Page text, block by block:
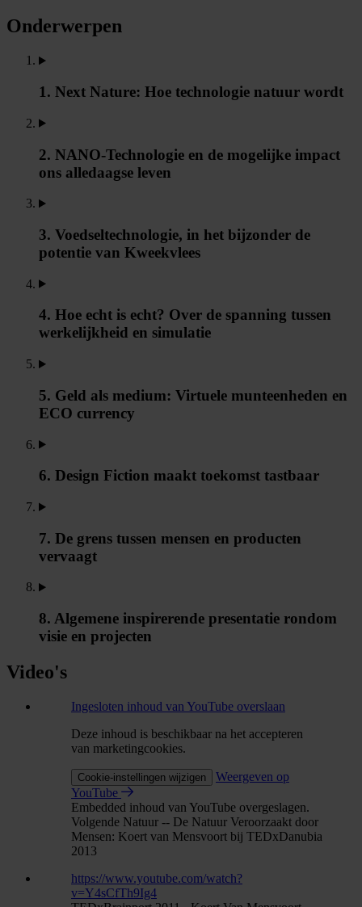
Onderwerpen
1. Next Nature: Hoe technologie natuur wordt
2. NANO-Technologie en de mogelijke impact
ons alledaagse leven
3. Voedseltechnologie, in het bijzonder de
potentie van Kweekvlees
4. Hoe echt is echt? Over de spanning tussen
werkelijkheid en simulatie
5. Geld als medium: Virtuele munteenheden en
ECO currency
6. Design Fiction maakt toekomst tastbaar
7. De grens tussen mensen en producten
vervaagt
8. Algemene inspirerende presentatie rondom
visie en projecten
Video's
Ingesloten inhoud van YouTube overslaan
Deze inhoud is beschikbaar na het accepteren
van marketingcookies.
Cookie-instellingen wijzigen
Weergeven op
YouTube
Embedded inhoud van YouTube overgeslagen.
Volgende Natuur -- De Natuur Veroorzaakt door
Mensen: Koert van Mensvoort bij TEDxDanubia
2013
https://www.youtube.com/watch?
v=Y4sCfTh9Ig4